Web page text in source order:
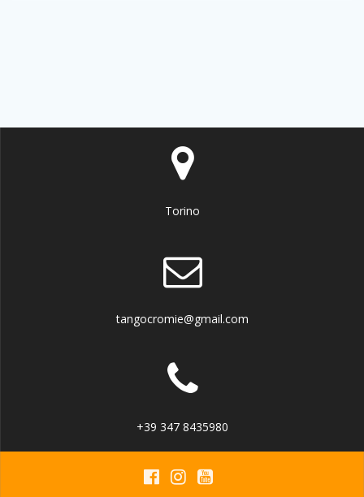
Torino
tangocromie@gmail.com
+39 347 8435980